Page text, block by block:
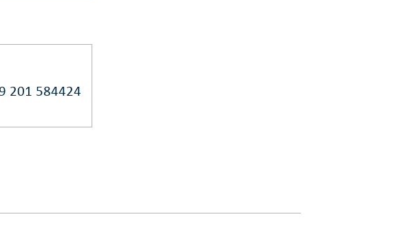
201 584424